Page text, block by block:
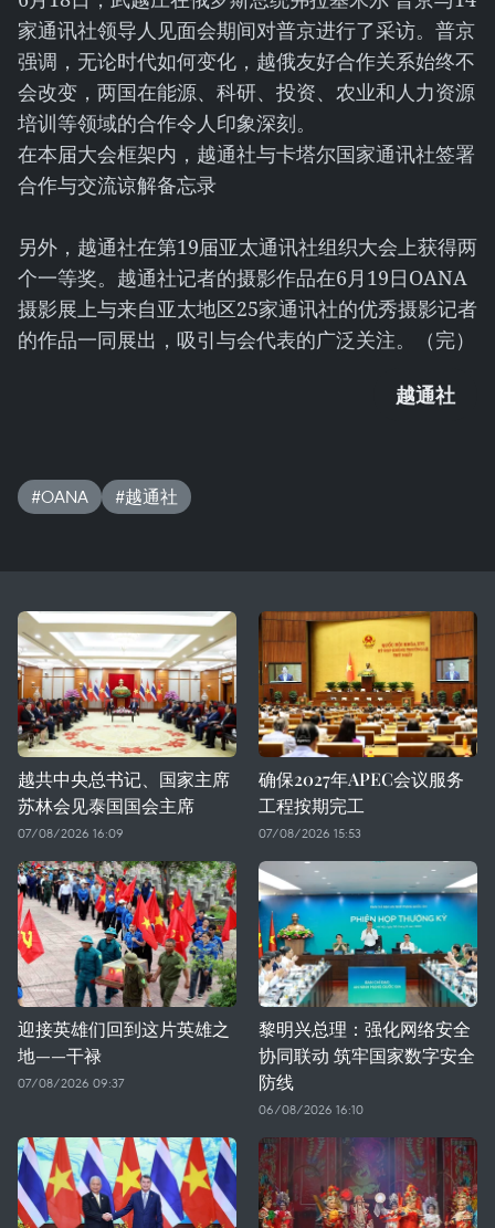
家通讯社领导人见面会期间对普京进行了采访。普京
强调，无论时代如何变化，越俄友好合作关系始终不
会改变，两国在能源、科研、投资、农业和人力资源
培训等领域的合作令人印象深刻。
在本届大会框架内，越通社与卡塔尔国家通讯社签署
合作与交流谅解备忘录
另外，越通社在第19届亚太通讯社组织大会上获得两
个一等奖。越通社记者的摄影作品在6月19日OANA
摄影展上与来自亚太地区25家通讯社的优秀摄影记者
的作品一同展出，吸引与会代表的广泛关注。（完）
越通社
#OANA #越通社
越共中央总书记、国家主席
苏林会见泰国国会主席
07/08/2026 16:09
确保2027年APEC会议服务
工程按期完工
07/08/2026 15:53
迎接英雄们回到这片英雄之
地——干禄
07/08/2026 09:37
黎明兴总理：强化网络安全
协同联动 筑牢国家数字安全
防线
06/08/2026 16:10